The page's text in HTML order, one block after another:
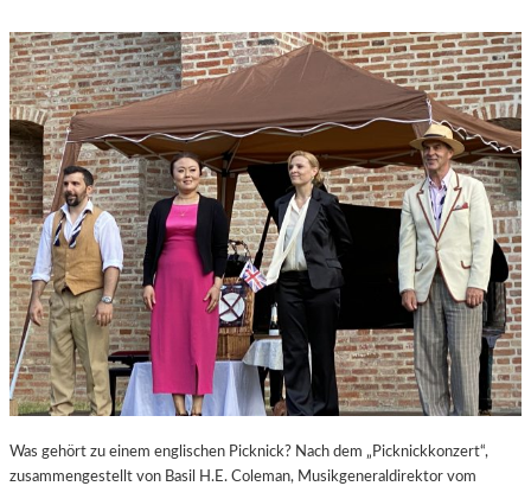
Was gehört zu einem englischen Picknick? Nach dem „Picknickkonzert“,
zusammengestellt von Basil H.E. Coleman, Musikgeneraldirektor vom